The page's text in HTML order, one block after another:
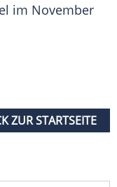
im November
ZUR STARTSEITE